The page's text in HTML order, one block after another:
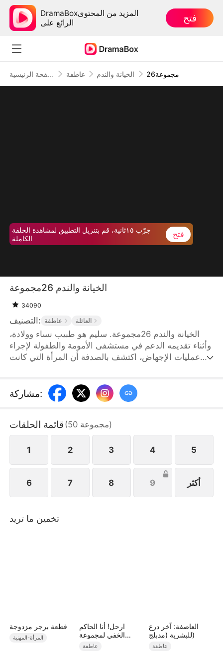
DramaBoxالمزيد من المحتوى
الرائع على
فتح
الصفحة الرئيسية عاطفة الخيانة والندم 26مجموعة
جرّب ١٥ثانية، قم بتنزيل التطبيق لمشاهدة الحلقة
الكاملة
فتح
الخيانة والندم 26مجموعة
34090
التصنيف: عاطفة العائلة
الخيانة والندم 26مجموعة. سليم هو طبيب نساء وولادة،
وأثناء تقديمه الدعم في مستشفى الأمومة والطفولة لإجراء
عمليات الإجهاض، اكتشف بالصدفة أن المرأة التي كانت
وارتكبت الخيانة مع شخص آخر. في خضم الألم الذي يشعر
به، قرر سليم أن يواجه جميلة ويطلب منها الطلاق لم تتردد
عشيقها. لكنها لم تكن تعلم أن عشيقها كان معها فقط من
أجل مالها
مشاركة:
قائمة الحلقات (50 مجموعة)
1 2 3 4 5
6 7 8 9 أكثر
تخمين ما تريد
قطعة برجر مزدوجة
المرأة-المهنية
ارحل! أنا الحاكم
الخفي لمجموعة
تجارية
عاطفة
العاصفة: آخر درع
للبشرية (مدبلج)
عاطفة